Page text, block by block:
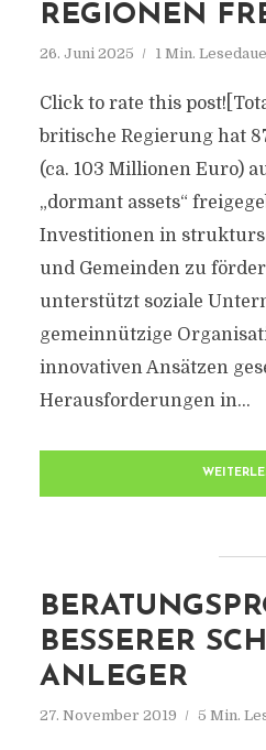
REGIONEN
26. Juni 2025 1 Min.
Click to rate this
britische Regierung hat
(ca. 103 Millionen Euro)
„dormant assets“
Investitionen in
und Gemeinden zu
unterstützt soziale
gemeinnützige
innovativen Ansätzen
Herausforderungen in...
BESSERER
ANLEGER
27. November 2019 5 Min.